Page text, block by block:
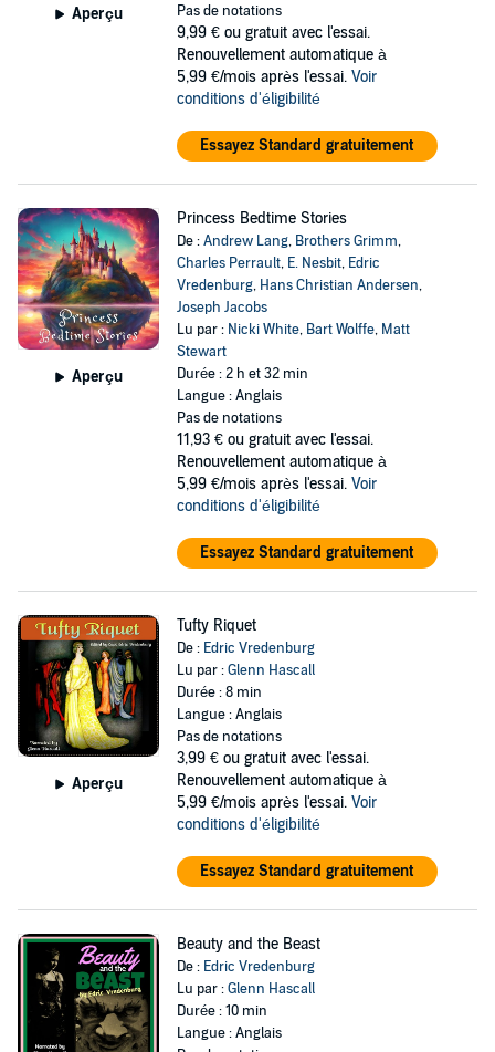
Aperçu
Pas de notations
9,99 € ou gratuit avec l'essai.
Renouvellement automatique à
5,99 €/mois après l'essai. Voir
conditions d'éligibilité
Essayez Standard gratuitement
Aperçu
Princess Bedtime Stories
De :Andrew Lang, Brothers Grimm,
Charles Perrault, E. Nesbit, Edric
Vredenburg, Hans Christian Andersen,
Joseph Jacobs
Lu par : Nicki White, Bart Wolffe, Matt
Stewart
Durée : 2 h et 32 min
Langue : Anglais
Pas de notations
11,93 € ou gratuit avec l'essai.
Renouvellement automatique à
5,99 €/mois après l'essai. Voir
conditions d'éligibilité
Essayez Standard gratuitement
Aperçu
Tufty Riquet
De : Edric Vredenburg
Lu par :Glenn Hascall
Durée : 8 min
Langue : Anglais
Pas de notations
3,99 € ou gratuit avec l'essai.
Renouvellement automatique à
5,99 €/mois après l'essai. Voir
conditions d'éligibilité
Essayez Standard gratuitement
Beauty and the Beast
De : Edric Vredenburg
Lu par :Glenn Hascall
Durée : 10 min
Langue : Anglais